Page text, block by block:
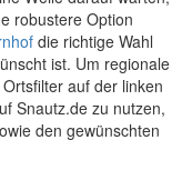
robustere Option
die richtige Wahl
ist. Um regionale
auf der linken
Snautz.de zu nutzen,
den gewünschten